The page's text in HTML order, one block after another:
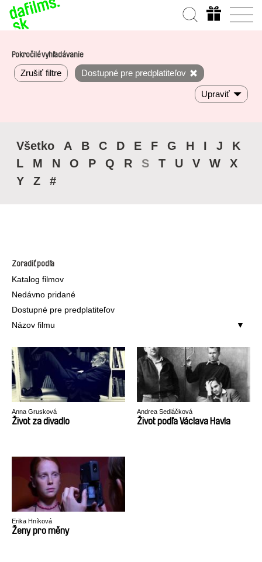
Pokročilé vyhľadávanie
Zrušiť filtre Dostupné pre predplatiteľov
Upraviť
Všetko A B C D E F G H I J
K
L
M N O P Q R S T U V W
X
Y
Z #
Zoradiť podľa
Katalog filmov
Nedávno pridané
Dostupné pre predplatiteľov
Názov filmu
Anna Grusková
Život za divadlo
Andrea Sedláčková
Život podľa Václava Havla
Erika Hníková
Ženy pro měny